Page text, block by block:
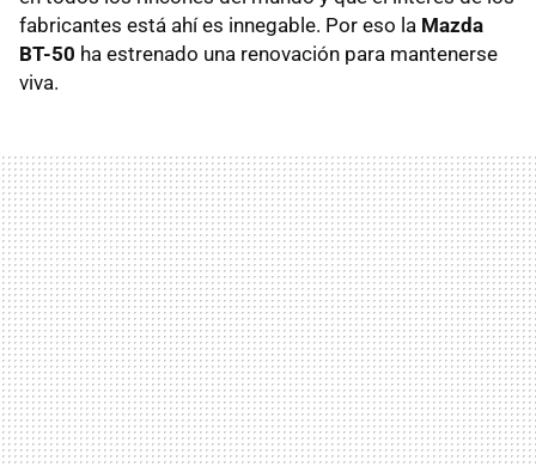
fabricantes está ahí es innegable. Por eso la Mazda
BT-50 ha estrenado una renovación para mantenerse
viva.